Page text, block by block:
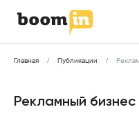
Главная Публикации
Рекламный бизнес